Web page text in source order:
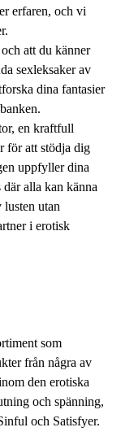
erfaren, och vi
att du känner
sexleksaker av
dina fantasier
en kraftfull
för att stödja dig
uppfyller dina
alla kan känna
utan
i erotisk
som
från några av
den erotiska
och spänning,
och Satisfyer.